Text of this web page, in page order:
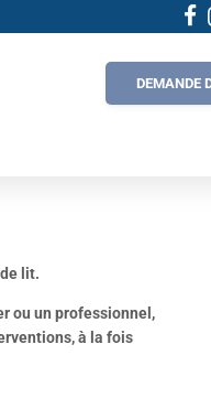
DEMANDE
les
lit.
ou un professionnel,
à la fois